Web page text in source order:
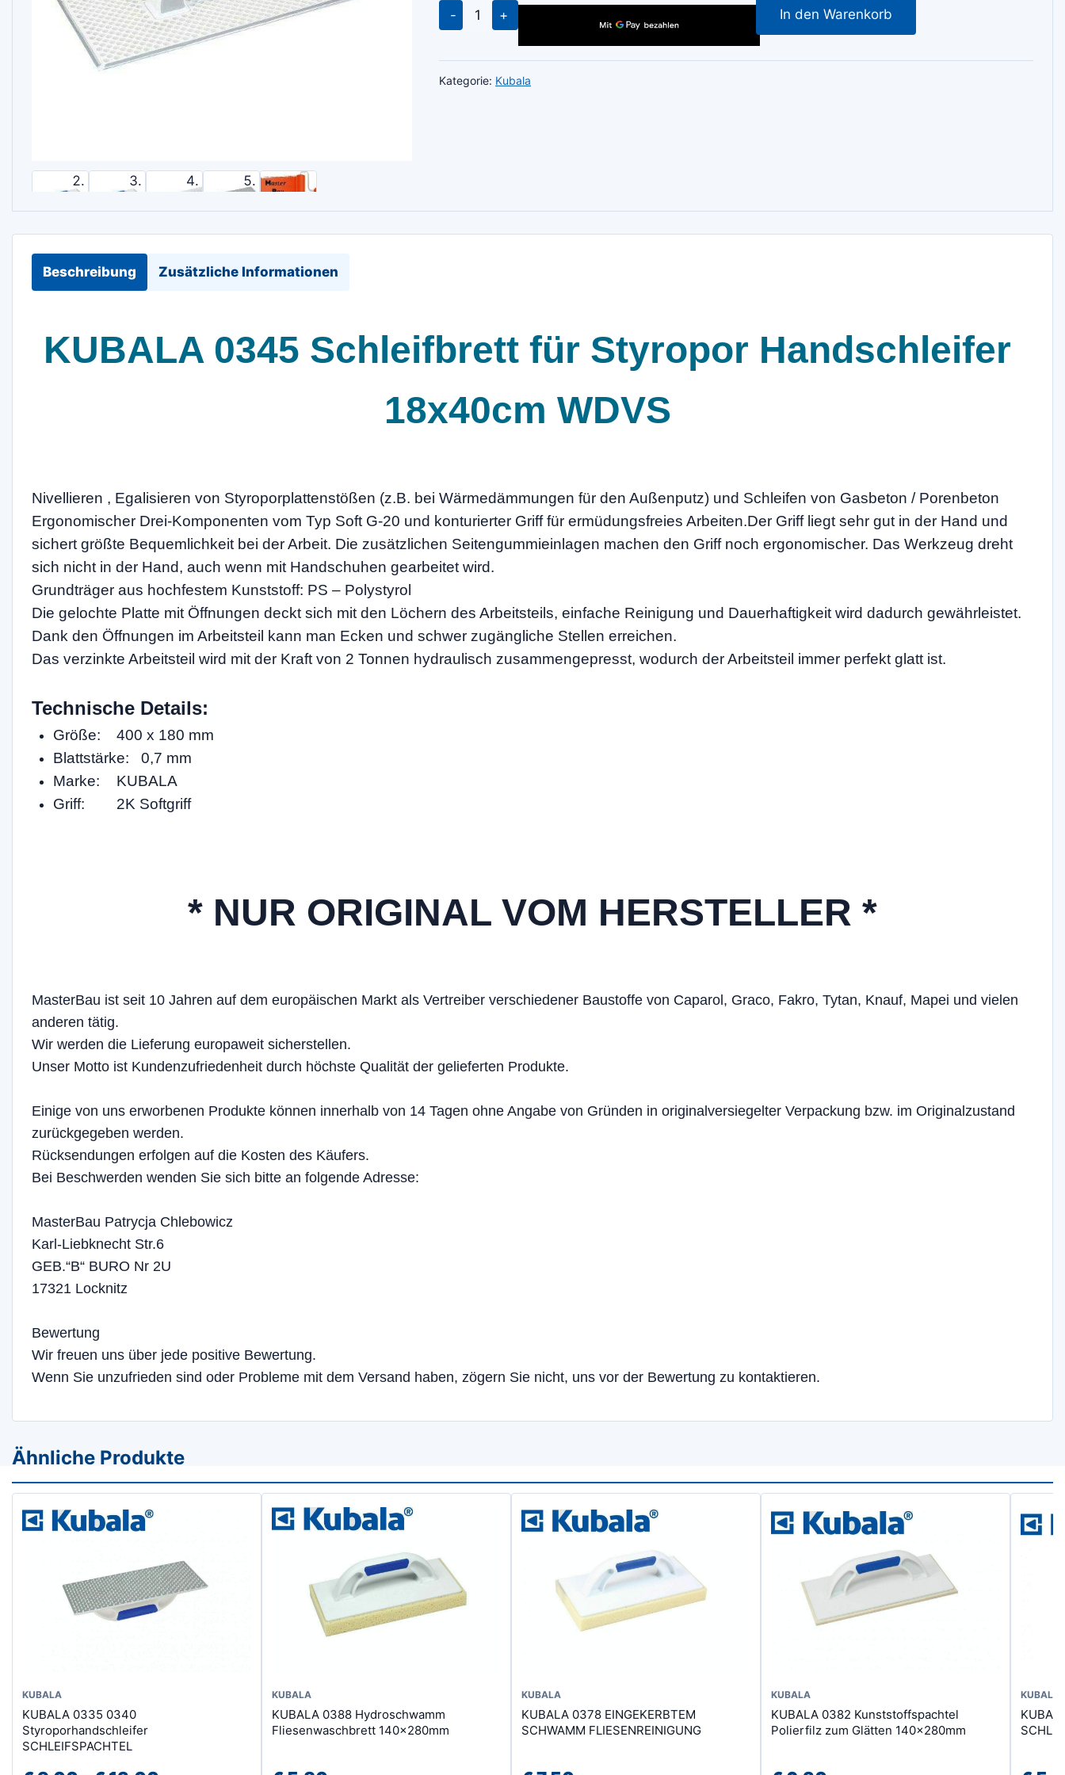
KUBALA
0345
Schleifbrett
für
In den Warenkorb
Kategorie: Kubala
Beschreibung Zusätzliche Informationen
KUBALA 0345 Schleifbrett für Styropor Handschleifer
18x40cm WDVS
Nivellieren , Egalisieren von Styroporplattenstößen (z.B. bei Wärmedämmungen für den Außenputz) und Schleifen von Gasbeton / Porenbeton
Ergonomischer Drei-Komponenten vom Typ Soft G-20 und konturierter Griff für ermüdungsfreies Arbeiten.Der Griff liegt sehr gut in der Hand und
sichert größte Bequemlichkeit bei der Arbeit. Die zusätzlichen Seitengummieinlagen machen den Griff noch ergonomischer. Das Werkzeug dreht
sich nicht in der Hand, auch wenn mit Handschuhen gearbeitet wird.
Grundträger aus hochfestem Kunststoff: PS – Polystyrol
Die gelochte Platte mit Öffnungen deckt sich mit den Löchern des Arbeitsteils, einfache Reinigung und Dauerhaftigkeit wird dadurch gewährleistet.
Dank den Öffnungen im Arbeitsteil kann man Ecken und schwer zugängliche Stellen erreichen.
Das verzinkte Arbeitsteil wird mit der Kraft von 2 Tonnen hydraulisch zusammengepresst, wodurch der Arbeitsteil immer perfekt glatt ist.
Technische Details:
Größe:
400 x 180 mm
Blattstärke: 0,7 mm
Marke:
KUBALA
Griff:
2K Softgriff
* NUR ORIGINAL VOM HERSTELLER *
MasterBau ist seit 10 Jahren auf dem europäischen Markt als Vertreiber verschiedener Baustoffe von Caparol, Graco, Fakro, Tytan, Knauf, Mapei und vielen
anderen tätig.
Wir werden die Lieferung europaweit sicherstellen.
Unser Motto ist Kundenzufriedenheit durch höchste Qualität der gelieferten Produkte.
Einige von uns erworbenen Produkte können innerhalb von 14 Tagen ohne Angabe von Gründen in originalversiegelter Verpackung bzw. im Originalzustand
zurückgegeben werden.
Rücksendungen erfolgen auf die Kosten des Käufers.
Bei Beschwerden wenden Sie sich bitte an folgende Adresse:
MasterBau Patrycja Chlebowicz
Karl-Liebknecht Str.6
GEB.“B“ BURO Nr 2U
17321 Locknitz
Bewertung
Wir freuen uns über jede positive Bewertung.
Wenn Sie unzufrieden sind oder Probleme mit dem Versand haben, zögern Sie nicht, uns vor der Bewertung zu kontaktieren.
Ähnliche Produkte
KUBALA
KUBALA 0335 0340
Styroporhandschleifer
SCHLEIFSPACHTEL
Dieses
Produkt
weist
KUBALA
KUBALA 0388 Hydroschwamm
Fliesenwaschbrett 140x280mm
KUBALA
KUBALA 0378 EINGEKERBTEM
SCHWAMM FLIESENREINIGUNG
KUBALA
KUBALA 0382 Kunststoffspachtel
Polierfilz zum Glätten 140x280mm
KUBALA